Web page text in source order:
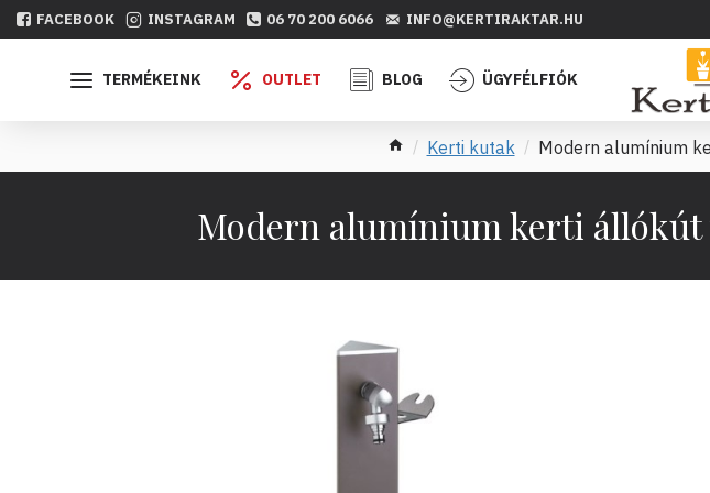
FACEBOOK INSTAGRAM 06 70 200 6066 INFO@KERTIRAKTAR.HU
TERMÉKEINK OUTLET BLOG ÜGYFÉLFIÓK
Kerti kutak Modern alumínium
Modern alumínium kerti